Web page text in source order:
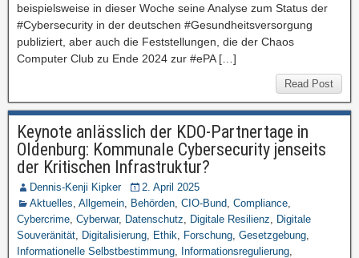
beispielsweise in dieser Woche seine Analyse zum Status der
#Cybersecurity in der deutschen #Gesundheitsversorgung
publiziert, aber auch die Feststellungen, die der Chaos
Computer Club zu Ende 2024 zur #ePA […]
Read Post
Keynote anlässlich der KDO-Partnertage in
Oldenburg: Kommunale Cybersecurity jenseits
der Kritischen Infrastruktur?
Dennis-Kenji Kipker
2. April 2025
Aktuelles, Allgemein, Behörden, CIO-Bund, Compliance,
Cybercrime, Cyberwar, Datenschutz, Digitale Resilienz, Digitale
Souveränität, Digitalisierung, Ethik, Forschung, Gesetzgebung,
Informationelle Selbstbestimmung, Informationsregulierung,